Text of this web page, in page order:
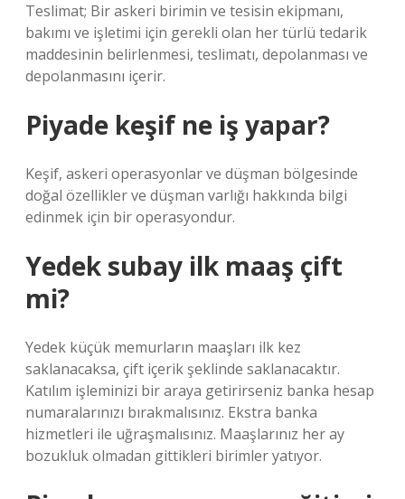
Teslimat; Bir askeri birimin ve tesisin ekipmanı,
bakımı ve işletimi için gerekli olan her türlü tedarik
maddesinin belirlenmesi, teslimatı, depolanması ve
depolanmasını içerir.
Piyade keşif ne iş yapar?
Keşif, askeri operasyonlar ve düşman bölgesinde
doğal özellikler ve düşman varlığı hakkında bilgi
edinmek için bir operasyondur.
Yedek subay ilk maaş çift
mi?
Yedek küçük memurların maaşları ilk kez
saklanacaksa, çift içerik şeklinde saklanacaktır.
Katılım işleminizi bir araya getirirseniz banka hesap
numaralarınızı bırakmalısınız. Ekstra banka
hizmetleri ile uğraşmalısınız. Maaşlarınız her ay
bozukluk olmadan gittikleri birimler yatıyor.